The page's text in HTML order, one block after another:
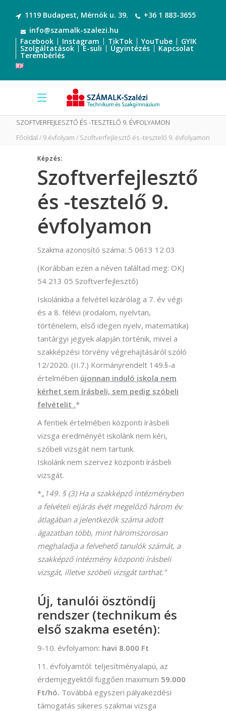
1119 Budapest, Mérnök u. 39.
+36 1 883-3655
info@szamalk-szalezi.hu
Facebook
Instagram TikTok YouTube GYIK
Szolgáltatások E-suli Ügyintézés Kapcsolat
Terembérlés
SZOFTVERFEJLESZTŐ ÉS -TESZTELŐ 9. ÉVFOLYAMON
Főoldal 9.évfolyam Szoftverfejlesztő és -tesztelő 9. évfolyamon
Képzés:
Szoftverfejlesztő
és -tesztelő 9.
évfolyamon
Szakma azonosító száma: 5 0613 12 03
(Korábban ezen a néven találtad meg: OKJ
54 213 05 Szoftverfejlesztő)
Iskolánkba a felvétel kizárólag a 7. év végi
és a 8. félévi (irodalom, nyelvtan,
történelem, első idegen nyelv, matematika)
tantárgyi jegyek alapján történik, mivel a
szakképzési törvény végrehajtásáról szóló
12/2020. (II.7.) Kormányrendelt 149.§-a
értelmében újonnan induló iskola nem
kérhet sem írásbeli, sem pedig szóbeli
felvételit .*
A fentiek értelmében központi írásbeli
vizsga eredményét iskolánk nem kéri,
szóbeli vizsgát nem tartunk.
Iskolánk nem szervez központi írásbeli
vizsgát.
*„149. § (3) Ha a szakképző intézményben
a felvételi eljárás évét megelőző három év
átlagában a jelentkezők száma adott
ágazatban több, mint háromszorosan
meghaladja a felvehető tanulók számát, a
szakképző intézmény központi írásbeli
vizsgát, illetve szóbeli vizsgát tarthat.”
Új, tanulói ösztöndíj
rendszer (technikum és
első szakma esetén):
9-10. évfolyamon: havi 8.000 Ft
11. évfolyamtól: teljesítményalapú, az
érdemjegyektől függően maximum 59.000
Ft/hó. Továbbá egyszeri pályakezdési
támogatás sikeres szakmai vizsga